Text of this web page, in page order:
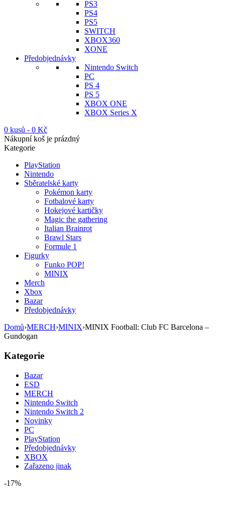
PS3
PS4
PS5
SWITCH
XBOX360
XONE
Předobjednávky
Nintendo Switch
PC
PS 4
PS 5
XBOX ONE
XBOX Series X
0 kusů - 0 Kč
Nákupní koš je prázdný
Kategorie
PlayStation
Nintendo
Sběratelské karty
Pokémon karty
Fotbalové karty
Hokejové kartičky
Magic the gathering
Italian Brainrot
Brawl Stars
Formule 1
Figurky
Funko POP!
MINIX
Merch
Xbox
Bazar
Předobjednávky
Domů›MERCH›MINIX›MINIX Football: Club FC Barcelona –
Gundogan
Kategorie
Bazar
ESD
MERCH
Nintendo Switch
Nintendo Switch 2
Novinky
PC
PlayStation
Předobjednávky
XBOX
Zařazeno jinak
-17%